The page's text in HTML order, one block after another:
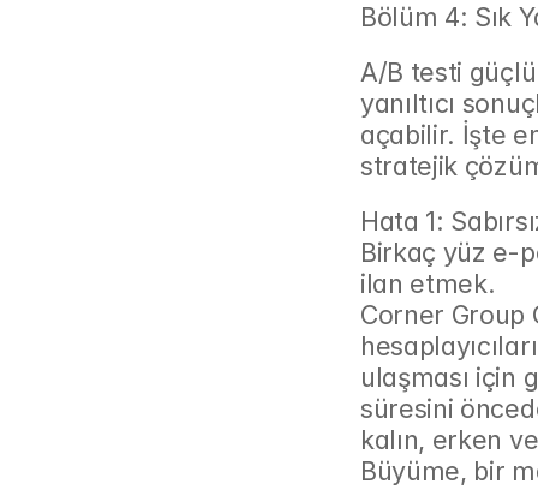
Bölüm 4: Sık
A/B testi
yanıltıcı
açabilir. İşte
stratejik
Hata 1:
Birkaç yüz e-
ilan etmek.
Corner Group
ulaşması için
süresini
kalın, erken
Büyüme, bir